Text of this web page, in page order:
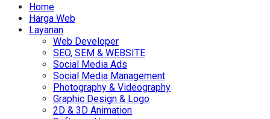
Home
Harga Web
Layanan
Web Developer
SEO, SEM & WEBSITE
Social Media Ads
Social Media Management
Photography & Videography
Graphic Design & Logo
2D & 3D Animation